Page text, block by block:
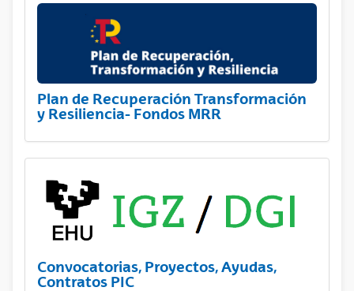
Plan de Recuperación Transformación
y Resiliencia- Fondos MRR
Convocatorias, Proyectos, Ayudas,
Contratos PIC